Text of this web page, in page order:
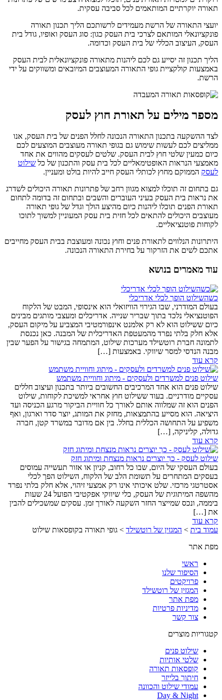
תאורה יוקרתיים המותאמים לכל סביבה עסקית.
יועצי התאורה של הרשת מעמידים לרשותכם הליך תכנון תאורה
פונקציונאלי המותאם לצרכי בית העסק כגון: סוג העסק ואופיו, גודל בית
העסק, העיצוב הכללי של בית העסק וכדומה.
הליך תכנון זה יסייע גם לכם ליהנות מתאורה פונקציונאלית לבית העסק
באמצעות קולקציית גופי התאורה המעוצבים המיובאים ומשווקים על ידי
הרשת.
מספר מילים על תאורת חוץ לעסק
לצד ההשקעה בתכנון התאורה הנכונה לחלל הפנים של בית העסק, אנו
ממליצים לכם לעשות שימוש גם בגופי תאורה מעוצבים המוצעים לכם
כיום כמעין שלטי חוץ לבית העסק. שלטים לעסקים מהווים את אחד
מאמצעי הנראות האופטימאליים לכל בית עסק והתכנון של כל שילוט
לעסק הממוקם מחוץ לכותלי העסק חייב להיות בולט ומעניין.
גם בתחום זה תוכלו למצוא מגוון רחב של פתרונות תאורה היכולים לשדרג
את נראות בית העסק בעיני העוברים והשבים ובתחום זה בדומה לתחום
תאורת הפנים תוכלו ליהנות כיום מהיצע הולך וגדל של גופי תאורה
מעוצבים היכולים להתאים לכל חזית בית עסק המעוניין למשוך לתוכו
לקוחות פוטנציאליים.
היתרונות הנלווים לתאורת פנים וחוץ נכונה ומעוצבת בבית העסק מחייבים
אתכם לשים את הזרקור על בחירת התאורה הנכונה.
עוד מאמרים בנושא
כשהשילוט הופך לכלי אדריכלי
בעולם המודרני, שבו הגירוי הוויזואלי הוא אינסופי, המבט של הלקוח
הפוטנציאלי נלכד בתוך שבריר שנייה. אדריכלים ומעצבי מותגים מבינים
כיום ששילוט הוא לא רק אלמנט אינפורמטיבי המצביע על מיקום העסק,
אלא חלק בלתי נפרד מהמעטפת האדריכלית של המבנה. כאן נכנסת
לתמונה חברת רוטשילד מערכות שילוט, המתמחה בגישור על הפער שבין
מבנה הנדסי למסר שיווקי. באמצעות […]
קרא עוד
שילוט פנים למשרדים ולעסקים - מיתוג וחוויית משתמש
שילוט פנים הוא אחד המרכיבים החשובים ביותר בתכנון ועיצוב חללים
עסקיים מודרניים. בעוד ששילוט חוץ אחראי למשיכת לקוחות, שילוט
הפנים הוא זה שמלווה אותם לאורך כל חוויית הביקור מרגע הכניסה ועד
היציאה. הוא מסייע בהתמצאות, מחזק את המותג, יוצר סדר וארגון, ואף
משפיע על התחושה הכללית בחלל. בין אם מדובר במשרד קטן, חברה
גדולה, קליניקה, […]
קרא עוד
שילוט לעסק - כך יוצרים נראות מנצחת ומיתוג חזק
בעולם העסקי של היום, שבו כל רחוב, קניון או אזור תעשייה עמוסים
בעסקים המתחרים על תשומת הלב של הלקוח, השילוט הפך לכלי
אסטרטגי מרכזי. שלט איכותי אינו רק אמצעי זיהוי, אלא חלק בלתי נפרד
מהשפה המיתוגית של העסק, כלי שיווקי אפקטיבי הפועל 24 שעות
ביממה, ונכס שמייצר החזר השקעה לאורך זמן. עסקים שמשכילים להבין
את […]
קרא עוד
עמוד בית > המגזין של רוטשילד > גופי תאורה בקופסאות שילוט
מפת אתר
ראשי
הסיפור שלנו
פרויקטים
המגזין של רוטשילד
מפת אתר
מדיניות פרטיות
צור קשר
קטגוריות מוצרים
שילוט פנים
שלטי אותיות
קופסאות תאורה
חיתוך בלייזר
עמודי שילוט והכוונה
Day & Night